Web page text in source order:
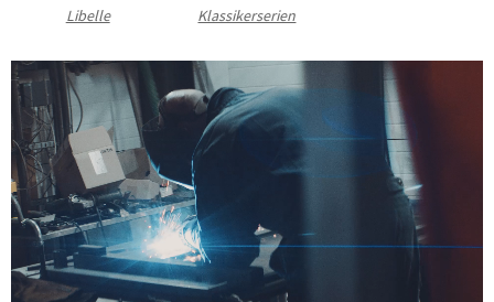
Libelle Klassikerserien